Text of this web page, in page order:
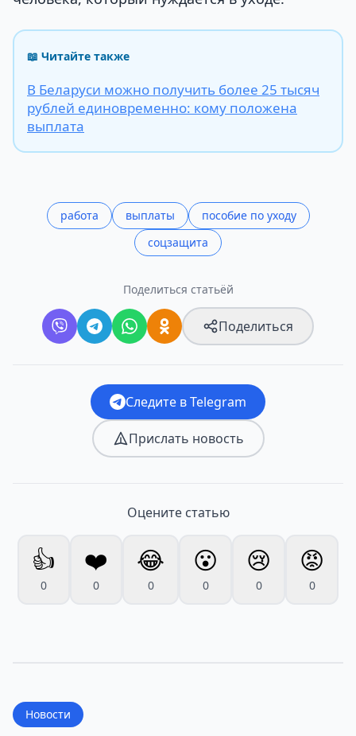
📖 Читайте также
В Беларуси можно получить более 25 тысяч
рублей единовременно: кому положена
выплата
работа выплаты
пособие по уходу
соцзащита
Поделиться статьёй
Поделиться
Следите в Telegram
Прислать новость
Оцените статью
👍
0
❤️
0
😂
0
😮
0
😢
0
😡
0
Новости